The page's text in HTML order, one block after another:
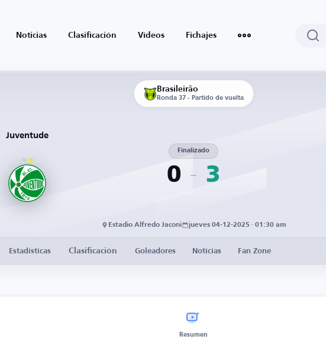
Noticias Clasificación Vídeos Fichajes
Brasileirão
Ronda 37 - Partido de vuelta
Juventude
0
Finalizado
3
Estadio Alfredo Jaconi jueves 04-12-2025 · 01:30 am
Estadísticas Clasificación Goleadores Noticias Fan Zone
Resumen